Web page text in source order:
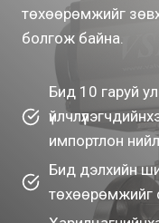
төхөөрөмжийг
болгож байна.
Бид 10 гаруй
импортлон
Бид дэлхийн
төхөөрөмжийг